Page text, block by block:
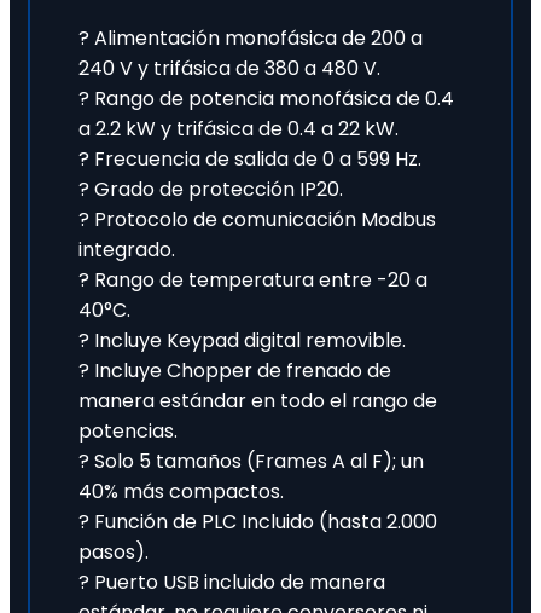
? Alimentación monofásica de 200 a
240 V y trifásica de 380 a 480 V.
? Rango de potencia monofásica de 0.4
a 2.2 kW y trifásica de 0.4 a 22 kW.
? Frecuencia de salida de 0 a 599 Hz.
? Grado de protección IP20.
? Protocolo de comunicación Modbus
integrado.
? Rango de temperatura entre -20 a
40°C.
? Incluye Keypad digital removible.
? Incluye Chopper de frenado de
manera estándar en todo el rango de
potencias.
? Solo 5 tamaños (Frames A al F); un
40% más compactos.
? Función de PLC Incluido (hasta 2.000
pasos).
? Puerto USB incluido de manera